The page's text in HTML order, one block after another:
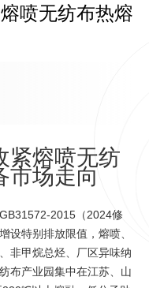
喷无纺布热熔
紧熔喷无纺
市场走向
2015（2024修
设特别排放限值，熔喷、
非甲烷总烃、厂区异味纳
布产业园集中在江苏、山